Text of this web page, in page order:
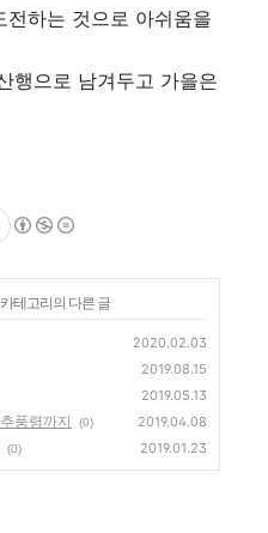
하는 것으로 아쉬움을
행으로 남겨두고 가을은
테고리의 다른 글
2020.02.03
2019.08.15
2019.05.13
풍령까지 (0) 2019.04.08
(0) 2019.01.23